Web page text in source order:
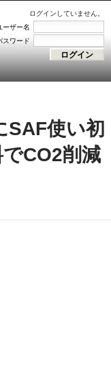
ログインしていません。
ーザー名
スワード
SAF使い初
CO2削減